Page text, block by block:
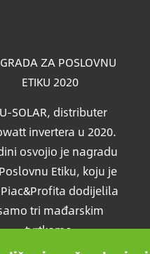
ZA POSLOVNU
ETIKU 2020
SOLAR, distributer
invertera u 2020.
osvojio je nagradu
Etiku, koju je
dodijelila
tri mađarskim
tvrtkama.